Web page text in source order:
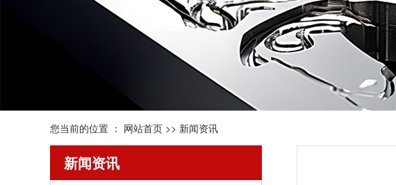
您当前的位置 ： 网站首页 >> 新闻资讯
新闻资讯